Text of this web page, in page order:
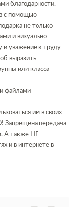
благодарности.
с помощью
не только
и визуально
и уважение к труду
выразить
или класса
файлами
им в своих
Запрещена передача
А также НЕ
и в интернете в